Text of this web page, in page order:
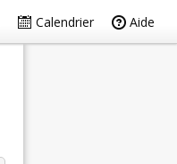
Calendrier Aide